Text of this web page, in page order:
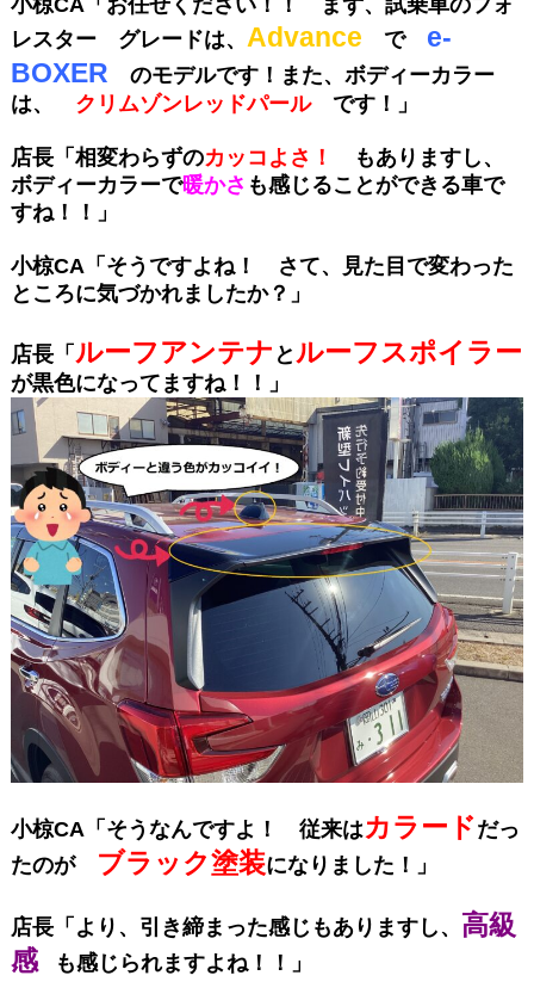
小椋CA「お任せください！！ まず、試乗車のフォ
レスター グレードは、 Advance で e-
BOXER のモデルです！ また、ボディーカラー
は、 クリムゾンレッドパールです！」
店長「相変わらずのカッコよさ！
もありますし、
ボディーカラーで暖かさ も感じることができる車で
すね！！」
小椋CA「そうですよね！ さて、見た目で変わった
ところに気づかれましたか？」
店長「 ルーフアンテナ と ルーフスポイラー
が黒色になってますね！！」
小椋CA「そうなんですよ！ 従来は カラードだっ
たのが
ブラック塗装になりました！」
店長「より、引き締まった感じもありますし、 高級
感
も感じられますよね！！」